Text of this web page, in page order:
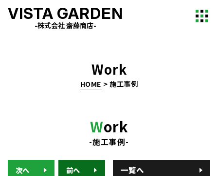
VISTA GARDEN
-株式会社 齋藤商店-
Work
HOME >施工事例
Work
-施工事例-
次へ 前へ 一覧へ